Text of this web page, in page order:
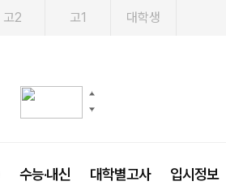
고2 고1 대학생
!
수능·내신 대학별고사 입시정보